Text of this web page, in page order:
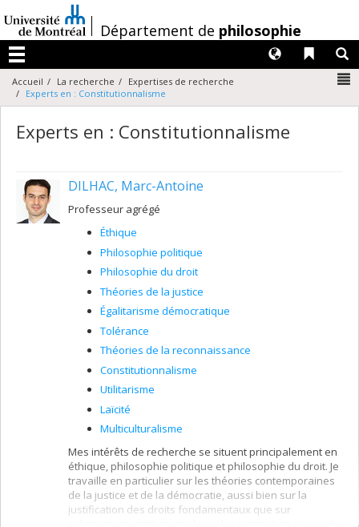
au
contenu
/Département de philosophie
Menu
Liens
Langues
Accueil La recherche
Expertises de recherche
Experts en : Constitutionnalisme
Experts en : Constitutionnalisme
DILHAC, Marc-Antoine
Professeur agrégé
Éthique
Philosophie politique
Philosophie du droit
Théories de la justice
Égalitarisme démocratique
Tolérance
Théories de la reconnaissance
Constitutionnalisme
Utilitarisme
Laïcité
Multiculturalisme
Mes intérêts de recherche se situent principalement en
éthique, philosophie politique et philosophie du droit. Je
travaille en particulier sur les théories contemporaines
de la justice et de la démocratie, aussi bien sur la
justification des droits fondamentaux que sur